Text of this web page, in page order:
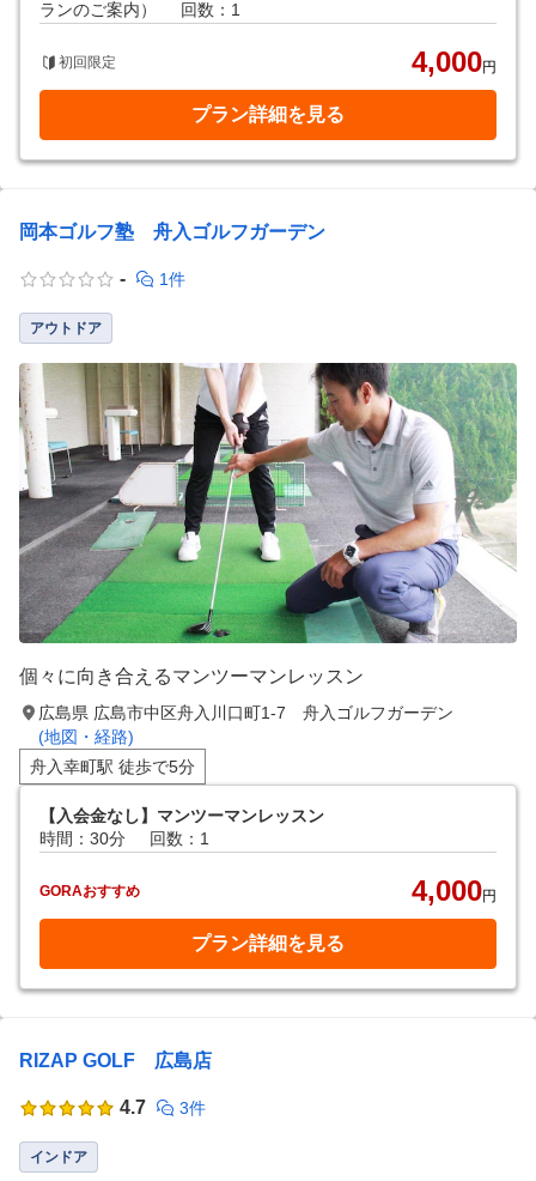
ランのご案内）
回数：1
初回限定 4,000円
プラン詳細を見る
岡本ゴルフ塾 舟入ゴルフガーデン
- 1件
アウトドア
個々に向き合えるマンツーマンレッスン
広島県 広島市中区舟入川口町1-7 舟入ゴルフガーデン
(地図・経路)
舟入幸町駅 徒歩で5分
【入会金なし】マンツーマンレッスン
時間：30分
回数：1
GORAおすすめ 4,000円
プラン詳細を見る
RIZAP GOLF 広島店
4.7 3件
インドア